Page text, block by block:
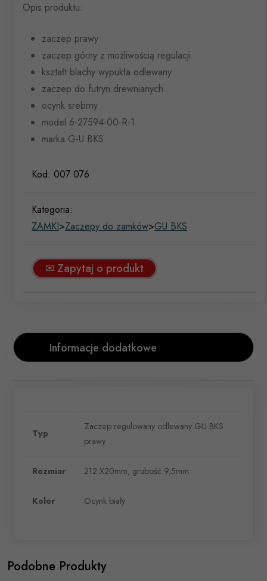
Opis produktu:
zaczep prawy
zaczep górny z możliwością regulacji
kształt blachy wypukła odlewany
zaczep do futryn drewnianych
ocynk srebrny
model 6-27594-00-R-1
marka G-U BKS
Kod: 007 076
Kategoria:
ZAMKI>Zaczepy do zamków>GU BKS
✉ Zapytaj o produkt
Informacje dodatkowe
Typ
Zaczep regulowany odlewany GU BKS
prawy
Rozmiar 212 X20mm, grubość 9,5mm
Kolor Ocynk biały
Podobne Produkty